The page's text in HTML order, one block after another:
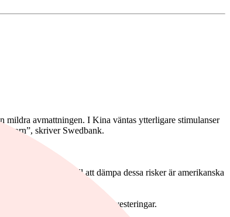
mildra avmattningen. I Kina väntas ytterligare stimulanser
skriver Swedbank.
kan bidra till att dämpa dessa risker är amerikanska
en ökad konsumtion och investeringar.